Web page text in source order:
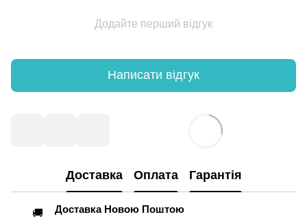
Додайте перший відгук
Написати відгук
Доставка Оплата Гарантія
🚚 Доставка Новою Поштою